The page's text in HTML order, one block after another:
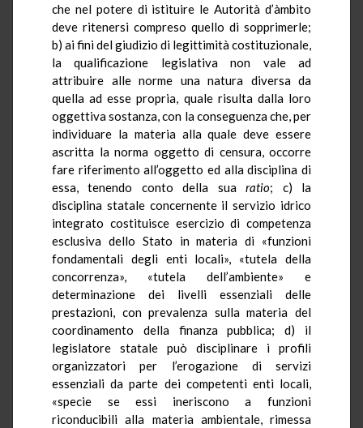
che nel potere di istituire le Autorità d’àmbito
deve ritenersi compreso quello di sopprimerle;
b) ai fini del giudizio di legittimità costituzionale,
la qualificazione legislativa non vale ad
attribuire alle norme una natura diversa da
quella ad esse propria, quale risulta dalla loro
oggettiva sostanza, con la conseguenza che, per
individuare la materia alla quale deve essere
ascritta la norma oggetto di censura, occorre
fare riferimento all’oggetto ed alla disciplina di
essa, tenendo conto della suaratio; c) la
disciplina statale concernente il servizio idrico
integrato costituisce esercizio di competenza
esclusiva dello Stato in materia di «funzioni
fondamentali degli enti locali», «tutela della
concorrenza», «tutela dell’ambiente» e
determinazione dei livelli essenziali delle
prestazioni, con prevalenza sulla materia del
coordinamento della finanza pubblica; d) il
legislatore statale può disciplinare i profili
organizzatori per l’erogazione di servizi
essenziali da parte dei competenti enti locali,
«specie se essi ineriscono a funzioni
riconducibili alla materia ambientale, rimessa